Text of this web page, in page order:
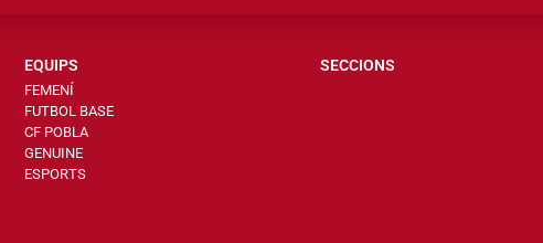
EQUIPS
FEMENÍ
FUTBOL BASE
CF POBLA
GENUINE
ESPORTS
SECCIONS